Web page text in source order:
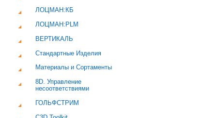
ЛОЦМАН:КБ
ЛОЦМАН:PLM
ВЕРТИКАЛЬ
Стандартные Изделия
Материалы и Сортаменты
8D. Управление
несоответствиями
ГОЛЬФСТРИМ